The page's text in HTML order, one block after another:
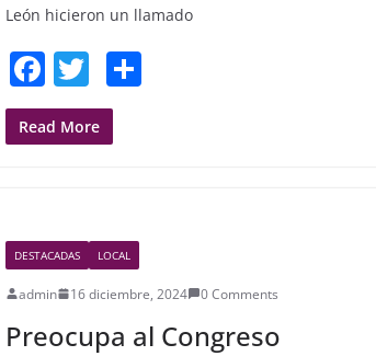
León hicieron un llamado
F
a
c
o
o
k
T
w
itt
S
Read More
DESTACADAS LOCAL
admin 16 diciembre, 2024 0 Comments
Preocupa al Congreso